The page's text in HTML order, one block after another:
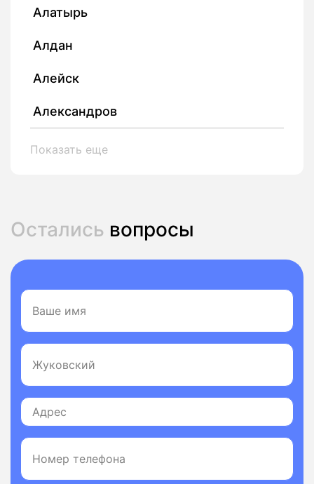
Алатырь
Алдан
Алейск
Александров
Показать еще
Остались вопросы